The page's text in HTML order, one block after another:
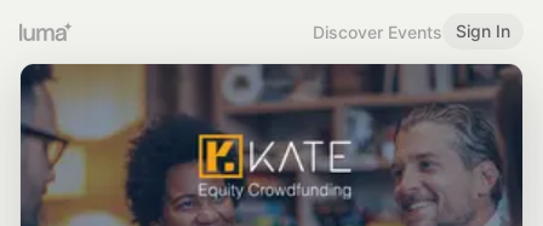
Discover Events Sign In